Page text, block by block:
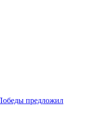
предложил